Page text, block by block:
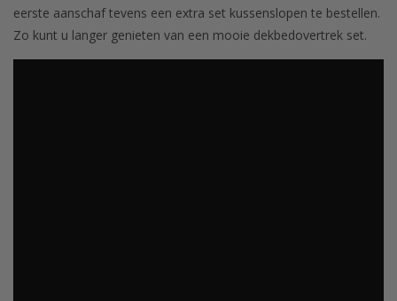
eerste aanschaf tevens een extra set kussenslopen te bestellen.
Zo kunt u langer genieten van een mooie dekbedovertrek set.